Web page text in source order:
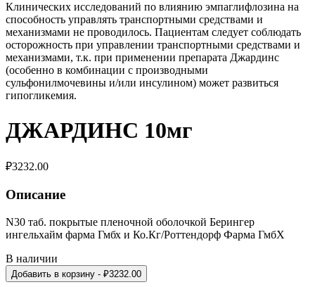
Клинических исследований по влиянию эмпаглифлозина на
способность управлять транспортными средствами и
механизмами не проводилось. Пациентам следует соблюдать
осторожность при управлении транспортными средствами и
механизмами, т.к. при применении препарата Джардинс
(особенно в комбинации с производными
сульфонилмочевины и/или инсулином) может развиться
гипогликемия.
ДЖАРДИНС 10мг
₽3232.00
Описание
N30 таб. покрытые пленочной оболочкой Берингер
ингельхайм фарма Гмбх и Ко.Кг/Роттендорф Фарма ГмбХ
В наличии
Добавить в корзину - ₽3232.00